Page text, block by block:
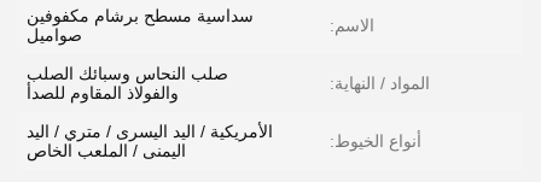
الاسم:
سداسية مسطح برشام مكفوفين
صواميل
المواد / النهاية:
صلب النحاس وسبائك الصلب
والفولاذ المقاوم للصدأ
أنواع الخيوط:
الأمريكية / اليد اليسرى / متري / اليد
اليمنى / الملعب الخاص